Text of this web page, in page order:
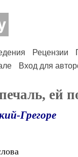
Рецензии
Вход для
ей
Грегоре